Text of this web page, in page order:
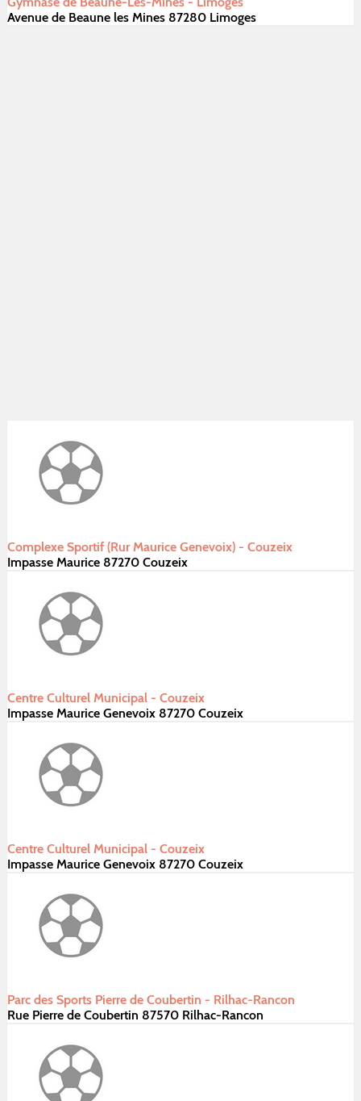
Avenue de Beaune les Mines 87280 Limoges
Complexe Sportif (Rur Maurice Genevoix) - Couzeix
Impasse Maurice 87270 Couzeix
Centre Culturel Municipal - Couzeix
Impasse Maurice Genevoix 87270 Couzeix
Centre Culturel Municipal - Couzeix
Impasse Maurice Genevoix 87270 Couzeix
Parc des Sports Pierre de Coubertin - Rilhac-Rancon
Rue Pierre de Coubertin 87570 Rilhac-Rancon